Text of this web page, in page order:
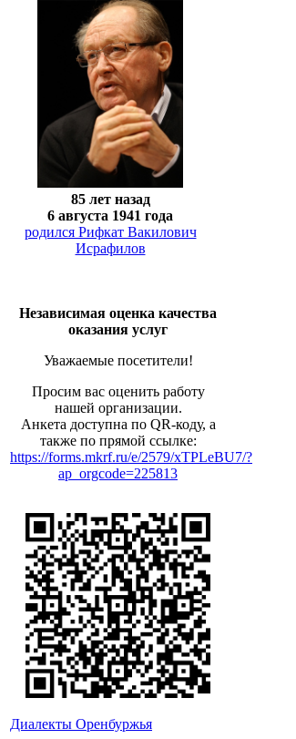
85 лет назад
6 августа 1941 года
родился Рифкат Вакилович
Исрафилов
Независимая оценка качества
оказания услуг
Уважаемые посетители!
Просим вас оценить работу
нашей организации.
Анкета доступна по QR-коду, а
также по прямой ссылке:
https://forms.mkrf.ru/e/2579/xTPLeBU7/?
ap_orgcode=225813
Диалекты Оренбуржья